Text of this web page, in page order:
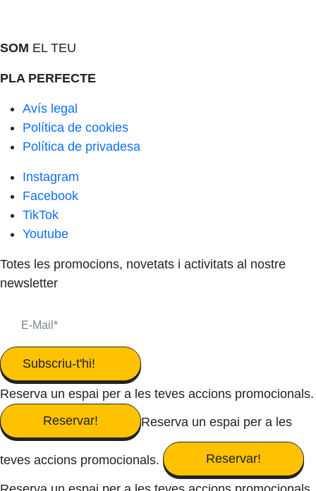
SOM EL TEU
PLA PERFECTE
Avís legal
Política de cookies
Política de privadesa
Instagram
Facebook
TikTok
Youtube
Totes les promocions, novetats i activitats al nostre
newsletter
Subscriu-t'hi!
Reserva un espai per a les teves accions promocionals.
Reservar!
Reserva un espai per a les
teves accions promocionals. Reservar!